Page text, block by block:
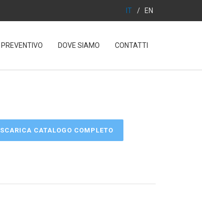
IT / EN
PREVENTIVO DOVE SIAMO CONTATTI
SCARICA CATALOGO COMPLETO